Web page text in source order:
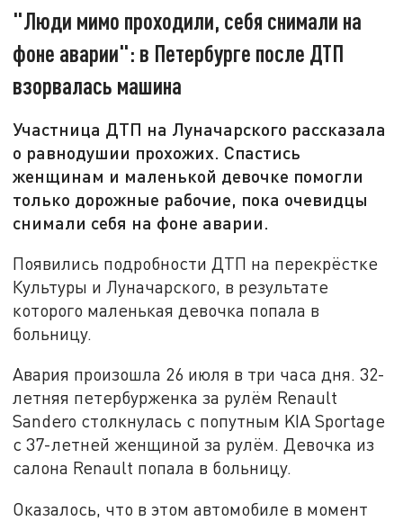
"Люди мимо проходили, себя снимали на
фоне аварии": в Петербурге после ДТП
взорвалась машина
Участница ДТП на Луначарского рассказала
о равнодушии прохожих. Спастись
женщинам и маленькой девочке помогли
только дорожные рабочие, пока очевидцы
снимали себя на фоне аварии.
Появились подробности ДТП на перекрёстке
Культуры и Луначарского, в результате
которого маленькая девочка попала в
больницу.
Авария произошла 26 июля в три часа дня. 32-
летняя петербурженка за рулём Renault
Sandero столкнулась с попутным KIA Sportage
с 37-летней женщиной за рулём. Девочка из
салона Renault попала в больницу.
Оказалось, что в этом автомобиле в момент